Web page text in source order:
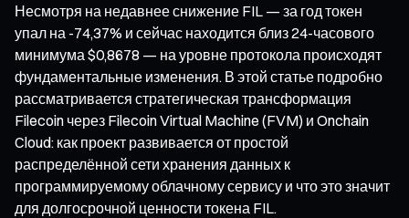
Несмотря на недавнее снижение FIL — за год токен
упал на -74,37% и сейчас находится близ 24-часового
минимума $0,8678 — на уровне протокола происходят
фундаментальные изменения. В этой статье подробно
рассматривается стратегическая трансформация
Filecoin через Filecoin Virtual Machine (FVM) и Onchain
Cloud: как проект развивается от простой
распределённой сети хранения данных к
программируемому облачному сервису и что это значит
для долгосрочной ценности токена FIL.